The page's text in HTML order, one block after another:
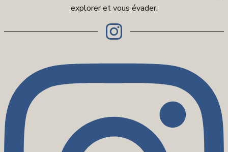
explorer et vous évader.